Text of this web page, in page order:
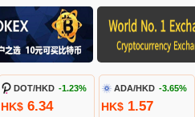
DOT/HKD -1.23%
HK$6.34
ADA/HKD -3.65%
HK$1.57